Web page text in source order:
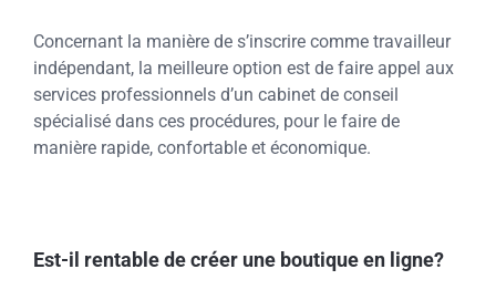
Concernant la manière de s’inscrire comme travailleur
indépendant, la meilleure option est de faire appel aux
services professionnels d’un cabinet de conseil
spécialisé dans ces procédures, pour le faire de
manière rapide, confortable et économique.
Est-il rentable de créer une boutique en ligne?